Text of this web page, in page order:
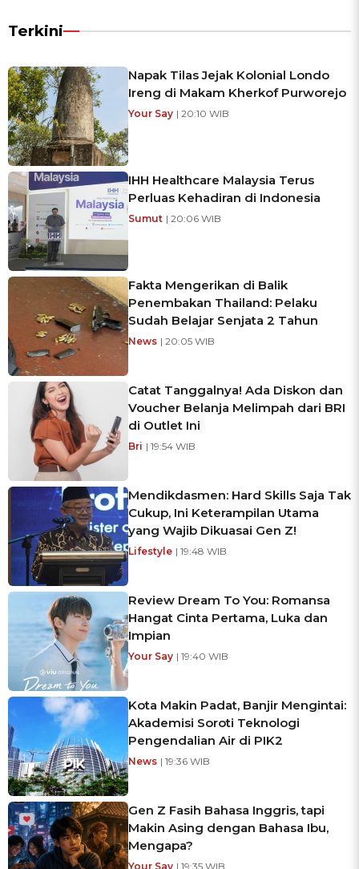
Terkini
Napak Tilas Jejak Kolonial Londo
Ireng di Makam Kherkof Purworejo
Your Say | 20:10 WIB
IHH Healthcare Malaysia Terus
Perluas Kehadiran di Indonesia
Sumut | 20:06 WIB
Fakta Mengerikan di Balik
Penembakan Thailand: Pelaku
Sudah Belajar Senjata 2 Tahun
News | 20:05 WIB
Catat Tanggalnya! Ada Diskon dan
Voucher Belanja Melimpah dari BRI
di Outlet Ini
Bri | 19:54 WIB
Mendikdasmen: Hard Skills Saja Tak
Cukup, Ini Keterampilan Utama
yang Wajib Dikuasai Gen Z!
Lifestyle | 19:48 WIB
Review Dream To You: Romansa
Hangat Cinta Pertama, Luka dan
Impian
Your Say | 19:40 WIB
Kota Makin Padat, Banjir Mengintai:
Akademisi Soroti Teknologi
Pengendalian Air di PIK2
News | 19:36 WIB
Gen Z Fasih Bahasa Inggris, tapi
Makin Asing dengan Bahasa Ibu,
Mengapa?
Your Say | 19:35 WIB